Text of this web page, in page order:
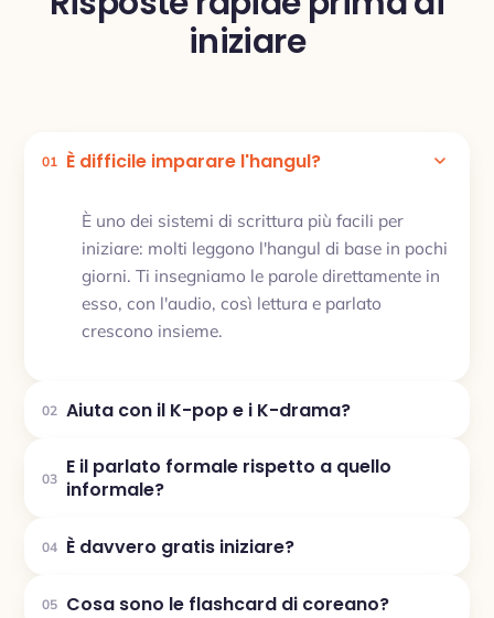
iniziare
01 È difficile imparare l'hangul?
È uno dei sistemi di scrittura più facili per
iniziare: molti leggono l'hangul di base in pochi
giorni. Ti insegniamo le parole direttamente in
esso, con l'audio, così lettura e parlato
crescono insieme.
02 Aiuta con il K-pop e i K-drama?
03 E il parlato formale rispetto a quello
informale?
04 È davvero gratis iniziare?
05 Cosa sono le flashcard di coreano?